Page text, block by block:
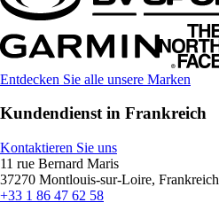
Entdecken Sie alle unsere Marken
Kundendienst in Frankreich
Kontaktieren Sie uns
11 rue Bernard Maris
37270 Montlouis-sur-Loire, Frankreich
+33 1 86 47 62 58